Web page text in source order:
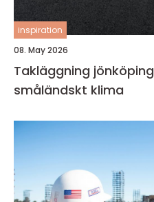
inspiration
08. May 2026
Takläggning jönköping trygga tak för
småländskt klima